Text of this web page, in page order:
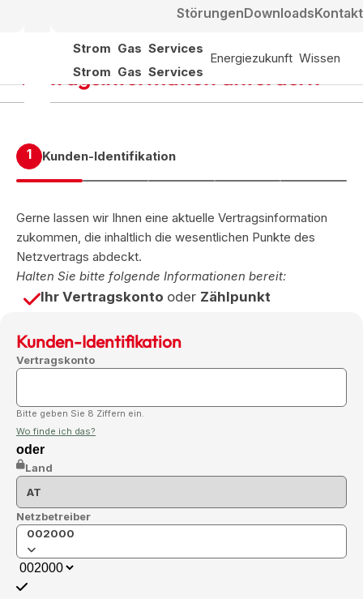
Strom
Strom
Gas
Gas
Services
Services
Energiezukunft Wissen
StörungenDownloadsKontakt
Vertragsinformation anfordern
1 Kunden-Identifikation
Gerne lassen wir Ihnen eine aktuelle Vertragsinformation
zukommen, die inhaltlich die wesentlichen Punkte des
Netzvertrags abdeckt.
Halten Sie bitte folgende Informationen bereit:
Ihr Vertragskonto oder Zählpunkt
Kunden-Identifikation
Vertragskonto
Bitte geben Sie 8 Ziffern ein.
Wo finde ich das?
oder
Land
Netzbetreiber
002000